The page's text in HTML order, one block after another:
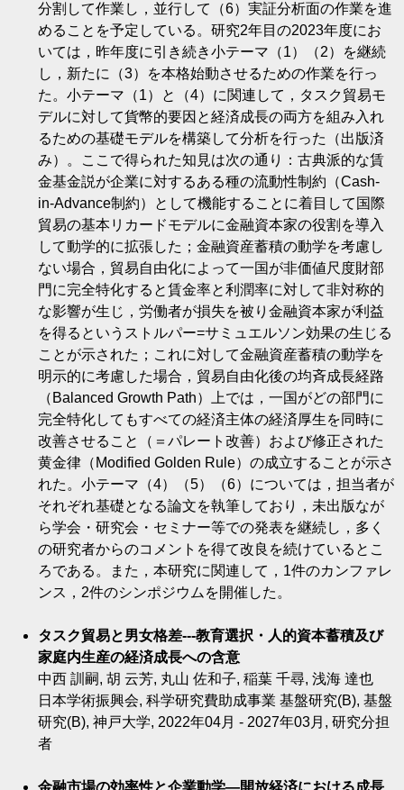
分割して作業し，並行して（6）実証分析面の作業を進
めることを予定している。研究2年目の2023年度にお
いては，昨年度に引き続き小テーマ（1）（2）を継続
し，新たに（3）を本格始動させるための作業を行っ
た。小テーマ（1）と（4）に関連して，タスク貿易モ
デルに対して貨幣的要因と経済成長の両方を組み入れ
るための基礎モデルを構築して分析を行った（出版済
み）。ここで得られた知見は次の通り：古典派的な賃
金基金説が企業に対するある種の流動性制約（Cash-
in-Advance制約）として機能することに着目して国際
貿易の基本リカードモデルに金融資本家の役割を導入
して動学的に拡張した；金融資産蓄積の動学を考慮し
ない場合，貿易自由化によって一国が非価値尺度財部
門に完全特化すると賃金率と利潤率に対して非対称的
な影響が生じ，労働者が損失を被り金融資本家が利益
を得るというストルパー=サミュエルソン効果の生じる
ことが示された；これに対して金融資産蓄積の動学を
明示的に考慮した場合，貿易自由化後の均斉成長経路
（Balanced Growth Path）上では，一国がどの部門に
完全特化してもすべての経済主体の経済厚生を同時に
改善させること（＝パレート改善）および修正された
黄金律（Modified Golden Rule）の成立することが示さ
れた。小テーマ（4）（5）（6）については，担当者が
それぞれ基礎となる論文を執筆しており，未出版なが
ら学会・研究会・セミナー等での発表を継続し，多く
の研究者からのコメントを得て改良を続けているとこ
ろである。また，本研究に関連して，1件のカンファレ
ンス，2件のシンポジウムを開催した。
タスク貿易と男女格差---教育選択・人的資本蓄積及び
家庭内生産の経済成長への含意
中西 訓嗣, 胡 云芳, 丸山 佐和子, 稲葉 千尋, 浅海 達也
日本学術振興会, 科学研究費助成事業 基盤研究(B), 基盤
研究(B), 神戸大学, 2022年04月 - 2027年03月, 研究分担
者